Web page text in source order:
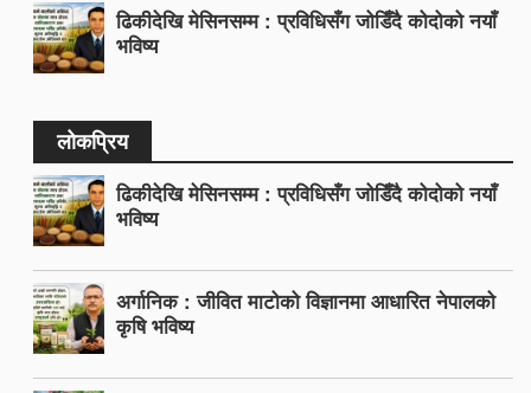
ढिकीदेखि मेसिनसम्म : प्रविधिसँग जोडिँदै कोदोको नयाँ
भविष्य
लोकप्रिय
ढिकीदेखि मेसिनसम्म : प्रविधिसँग जोडिँदै कोदोको नयाँ
भविष्य
अर्गानिक : जीवित माटोको विज्ञानमा आधारित नेपालको
कृषि भविष्य